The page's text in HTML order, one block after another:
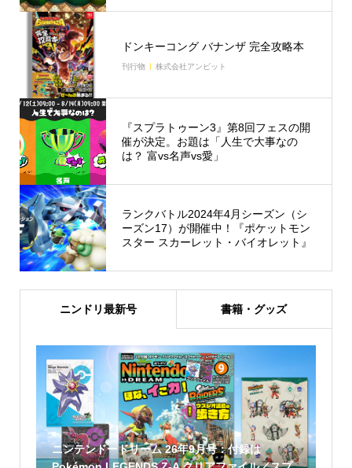
ドンキーコング バナンザ 完全攻略本
刊行物 株式会社アンビット
『スプラトゥーン3』第8回フェスの開
催が決定。お題は「人生で大事なの
は？ 富vs名声vs愛」
ランクバトル2024年4月シーズン（シ
ーズン17）が開催中！『ポケットモン
スター スカーレット・バイオレット』
ニンドリ最新号 書籍・グッズ
ニンテンドードリーム 26年9月号：付録は